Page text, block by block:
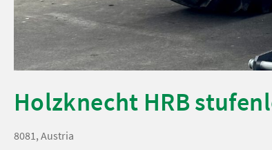
Holzknecht HRB
8081, Austria